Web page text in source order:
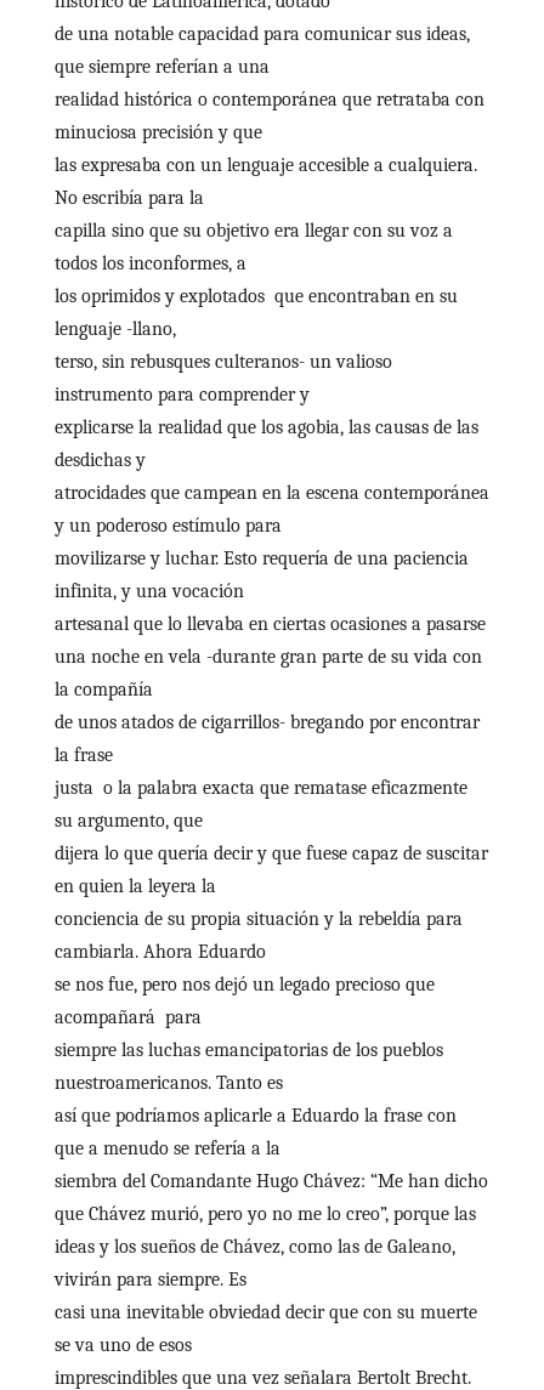
de una notable capacidad para comunicar sus ideas,
que siempre referían a una
realidad histórica o contemporánea que retrataba con
minuciosa precisión y que
las expresaba con un lenguaje accesible a cualquiera.
No escribía para la
capilla sino que su objetivo era llegar con su voz a
todos los inconformes, a
los oprimidos y explotados que encontraban en su
lenguaje -llano,
terso, sin rebusques culteranos- un valioso
instrumento para comprender y
explicarse la realidad que los agobia, las causas de las
desdichas y
atrocidades que campean en la escena contemporánea
y un poderoso estímulo para
movilizarse y luchar. Esto requería de una paciencia
infinita, y una vocación
artesanal que lo llevaba en ciertas ocasiones a pasarse
una noche en vela -durante gran parte de su vida con
la compañía
de unos atados de cigarrillos- bregando por encontrar
la frase
justa o la palabra exacta que rematase eficazmente
su argumento, que
dijera lo que quería decir y que fuese capaz de suscitar
en quien la leyera la
conciencia de su propia situación y la rebeldía para
cambiarla. Ahora Eduardo
se nos fue, pero nos dejó un legado precioso que
acompañará para
siempre las luchas emancipatorias de los pueblos
nuestroamericanos. Tanto es
así que podríamos aplicarle a Eduardo la frase con
que a menudo se refería a la
siembra del Comandante Hugo Chávez: “Me han dicho
que Chávez murió, pero yo no me lo creo”, porque las
ideas y los sueños de Chávez, como las de Galeano,
vivirán para siempre. Es
casi una inevitable obviedad decir que con su muerte
se va uno de esos
imprescindibles que una vez señalara Bertolt Brecht.